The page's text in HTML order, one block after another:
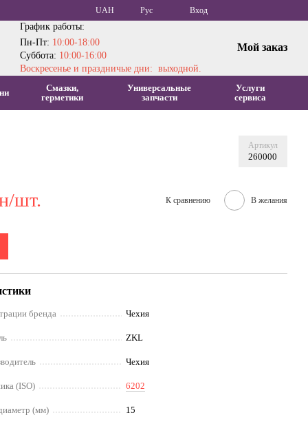
UAH Рус Вход
График работы:
Пн-Пт: 10:00-18:00
Суббота: 10:00-16:00
Воскресенье и праздничые дни: выходной.
Мой заказ
Смазки,
герметики
Универсальные
запчасти
Услуги
сервиса
Артикул
260000
шт. К сравнению В желания
бренда Чехия
ZKL
Чехия
(ISO) 6202
(мм) 15